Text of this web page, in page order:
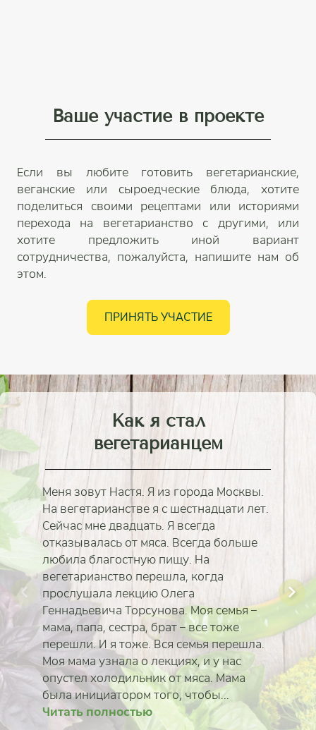
Ваше участие в проекте
Если вы любите готовить вегетарианские,
веганские или сыроедческие блюда, хотите
поделиться своими рецептами или историями
перехода на вегетарианство с другими, или
хотите предложить иной вариант
сотрудничества, пожалуйста, напишите нам об
этом.
ПРИНЯТЬ УЧАСТИЕ
Как я стал
вегетарианцем
Меня зовут Настя. Я из города Москвы.
На вегетарианстве я с шестнадцати лет.
Сейчас мне двадцать. Я всегда
отказывалась от мяса. Всегда больше
любила благостную пищу. На
вегетарианство перешла, когда
прослушала лекцию Олега
Геннадьевича Торсунова. Моя семья –
мама, папа, сестра, брат – все тоже
перешли. И я тоже. Вся семья перешла.
Моя мама узнала о лекциях, и у нас
опустел холодильник от мяса. Мама
была инициатором того, чтобы...
Читать полностьюЧитать полностью
Читать полностью
Читать полностью
Читать полностью
Читать полностью
Читать полностью
Читать полностью